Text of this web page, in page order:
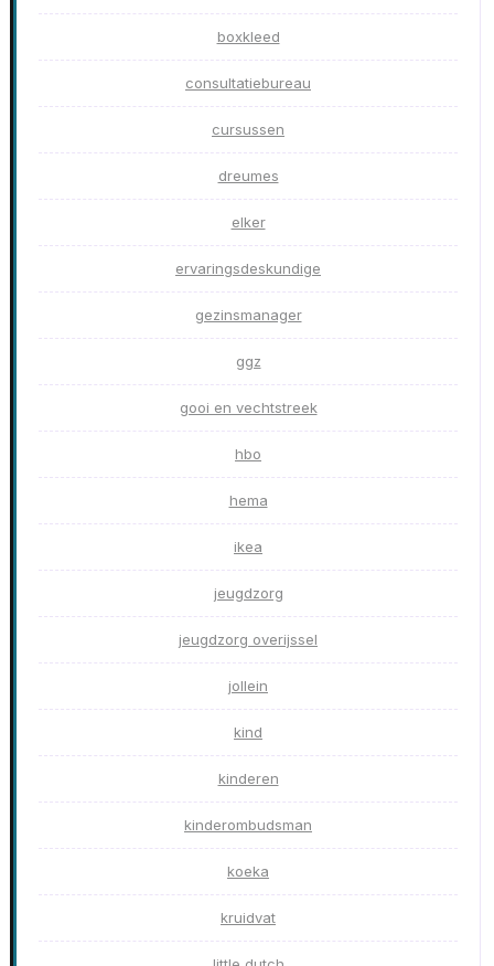
boxkleed
consultatiebureau
cursussen
dreumes
elker
ervaringsdeskundige
gezinsmanager
ggz
gooi en vechtstreek
hbo
hema
ikea
jeugdzorg
jeugdzorg overijssel
jollein
kind
kinderen
kinderombudsman
koeka
kruidvat